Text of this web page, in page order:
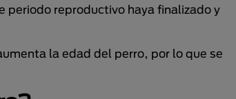
periodo reproductivo haya finalizado y
la edad del perro, por lo que se